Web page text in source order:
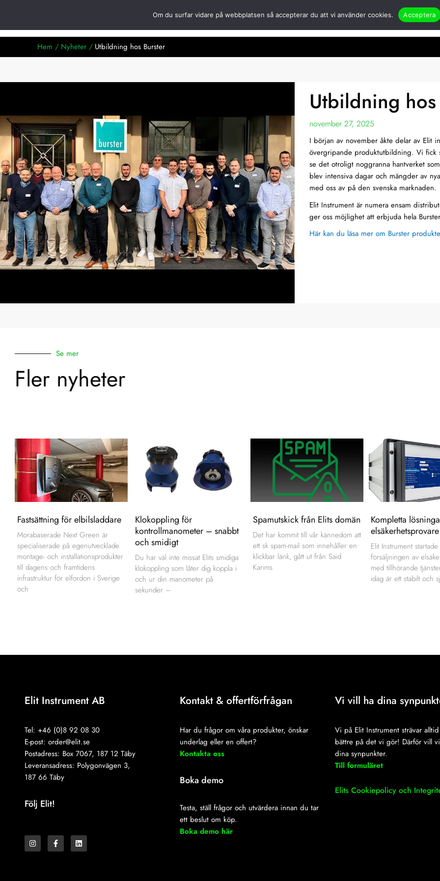
innehåll
Produkter Öppna Produkter
Om oss Öppna Om oss
Partners Nyheter Applikationer & case
Hem Nyheter Utbildning hos Burster
Utbildning
november 27, 2025
I början av november åkte delar av Elit
övergripande produktutbildning. Vi fick
se det otroligt noggranna hantverket
blev intensiva dagar och mängder av
med oss av på den svenska marknaden.
Elit Instrument är numera ensam
ger oss möjlighet att erbjuda hela
Här kan du läsa mer om Burster
Se mer
Fler nyheter
Fastsättning för elbilsladdare
Morabaserade Next Green är
specialiserade på egenutvecklade
montage- och installationsprodukter
till dagens och framtidens
infrastruktur för elfordon i Sverige
och
Klokoppling för
kontrollmanometer – snabbt
och smidigt
Du har väl inte missat Elits smidiga
klokoppling som låter dig koppla i
och ur din manometer på
sekunder –
Spamutskick från Elits domän
Det har kommit till vår kännedom att
ett sk spam-mail som innehåller en
klickbar länk, gått ut från Said
Karims
Kompletta
elsäkerhetsprovare
Elit Instrument
försäljningen av
med tillhörande
idag är ett stabilt och
Elit Instrument AB
Tel: +46 (0)8 92 08 30
E-post: order@elit.se
Postadress: Box 7067, 187 12 Täby
Leveransadress: Polygonvägen 3,
187 66 Täby
Följ Elit!
n
s
t
a
c
e
i
n
k
Kontakt & offertförfrågan
Har du frågor om våra produkter, önskar
underlag eller en offert?
Kontakta oss
Boka demo
Testa, ställ frågor och utvärdera innan du tar
ett beslut om köp.
Boka demo här
Vi vill ha dina
Vi på Elit Instrument strävar
bättre på det vi gör! Därför vill
dina synpunkter.
Till formuläret
Elits Cookiepolicy och
Om du surfar vidare på webbplatsen så accepterar du att vi använder cookies. Acceptera